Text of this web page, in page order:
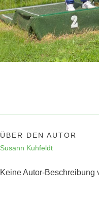
ÜBER DEN AUTOR
Susann Kuhfeldt
Keine Autor-Beschreibung